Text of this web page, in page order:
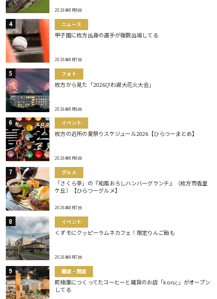
2026年8月8日
ニュース
甲子園に枚方出身の選手が複数出場してる
2026年8月7日
フォト
枚方から見た「2026びわ湖大花火大会」
2026年8月6日
イベント
枚方の近所の夏祭りスケジュール2026【ひらつーまとめ】
2026年8月6日
グルメ
「さくら亭」の『和風おろしハンバーグランチ』（枚方市香里
ケ丘）【ひらつーグルメ】
2026年8月7日
イベント
くずモにクッピーラムネカフェ！限定りんご飴も
2026年8月7日
開店・閉店
町楠葉につくってたコーヒーと雑貨のお店「koru;」がオープン
してる